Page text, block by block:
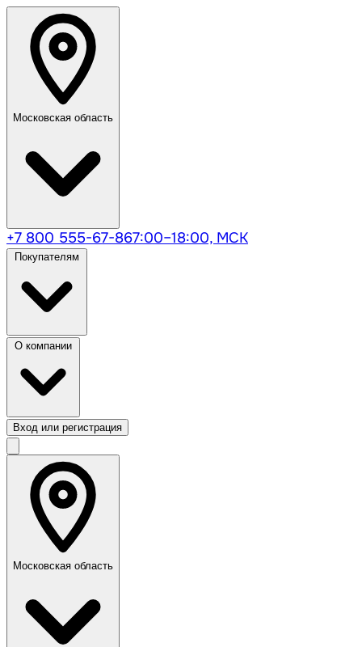
Московская область
+7 800 555-67-867:00–18:00, МСК
Вход или регистрация
Московская область